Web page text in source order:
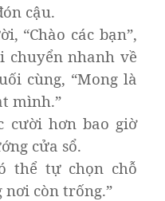
cậu.
“Chào các bạn”,
chuyển nhanh về
cùng, “Mong là
mình.”
cười hơn bao giờ
cửa sổ.
thể tự chọn chỗ
còn trống.”